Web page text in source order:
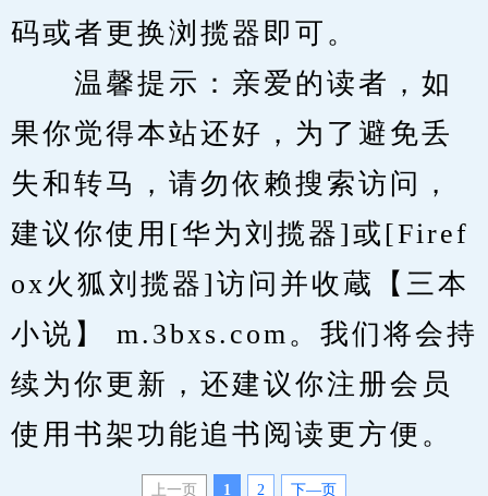
码或者更换浏揽器即可。
温馨提示：亲爱的读者，如
果你觉得本站还好，为了避免丢
失和转马，请勿依赖搜索访问，
建议你使用[华为刘揽器]或[Firef
ox火狐刘揽器]访问并收蔵【三本
小说】 m.3bxs.com。我们将会持
续为你更新，还建议你注册会员
使用书架功能追书阅读更方便。
上一页 1 2 下—页